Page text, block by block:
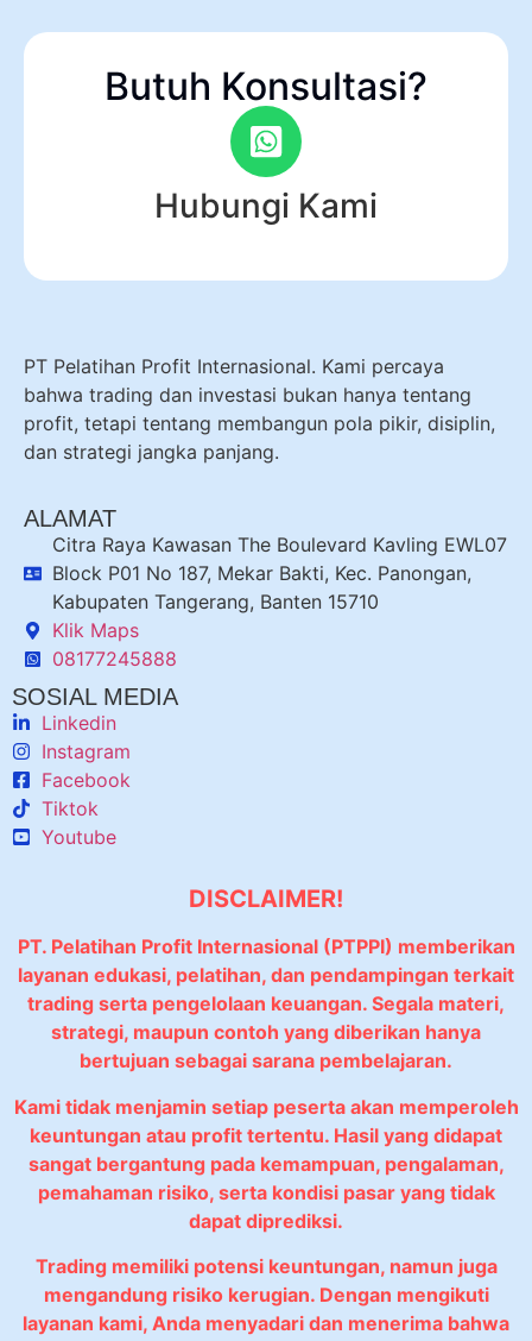
Butuh Konsultasi?
Hubungi Kami
PT Pelatihan Profit Internasional. Kami percaya
bahwa trading dan investasi bukan hanya tentang
profit, tetapi tentang membangun pola pikir, disiplin,
dan strategi jangka panjang.
ALAMAT
Citra Raya Kawasan The Boulevard Kavling EWL07
Block P01 No 187, Mekar Bakti, Kec. Panongan,
Kabupaten Tangerang, Banten 15710
Klik Maps
08177245888
SOSIAL MEDIA
Linkedin
Instagram
Facebook
Tiktok
Youtube
DISCLAIMER!
PT. Pelatihan Profit Internasional (PTPPI) memberikan
layanan edukasi, pelatihan, dan pendampingan terkait
trading serta pengelolaan keuangan. Segala materi,
strategi, maupun contoh yang diberikan hanya
bertujuan sebagai sarana pembelajaran.
Kami tidak menjamin setiap peserta akan memperoleh
keuntungan atau profit tertentu. Hasil yang didapat
sangat bergantung pada kemampuan, pengalaman,
pemahaman risiko, serta kondisi pasar yang tidak
dapat diprediksi.
Trading memiliki potensi keuntungan, namun juga
mengandung risiko kerugian. Dengan mengikuti
layanan kami, Anda menyadari dan menerima bahwa